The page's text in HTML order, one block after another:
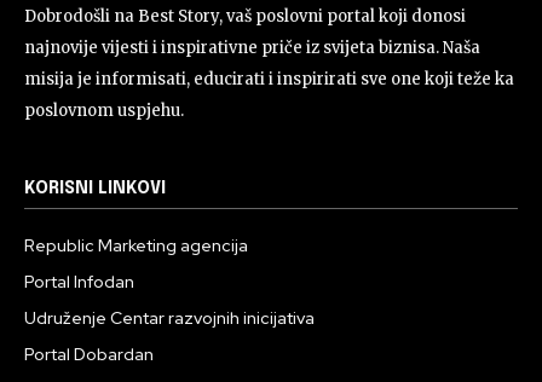
Dobrodošli na Best Story, vaš poslovni portal koji donosi
najnovije vijesti i inspirativne priče iz svijeta biznisa. Naša
misija je informisati, educirati i inspirirati sve one koji teže ka
poslovnom uspjehu.
KORISNI LINKOVI
Republic Marketing agencija
Portal Infodan
Udruženje Centar razvojnih inicijativa
Portal Dobardan